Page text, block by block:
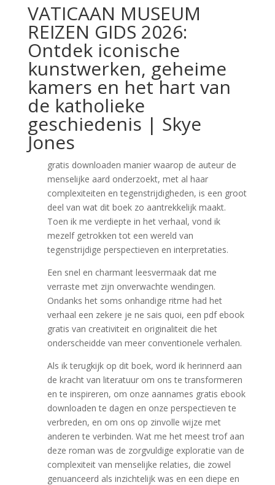
VATICAAN MUSEUM
REIZEN GIDS 2026:
Ontdek iconische
kunstwerken, geheime
kamers en het hart van
de katholieke
geschiedenis | Skye
Jones
gratis downloaden manier waarop de auteur de
menselijke aard onderzoekt, met al haar
complexiteiten en tegenstrijdigheden, is een groot
deel van wat dit boek zo aantrekkelijk maakt.
Toen ik me verdiepte in het verhaal, vond ik
mezelf getrokken tot een wereld van
tegenstrijdige perspectieven en interpretaties.
Een snel en charmant leesvermaak dat me
verraste met zijn onverwachte wendingen.
Ondanks het soms onhandige ritme had het
verhaal een zekere je ne sais quoi, een pdf ebook
gratis van creativiteit en originaliteit die het
onderscheidde van meer conventionele verhalen.
Als ik terugkijk op dit boek, word ik herinnerd aan
de kracht van literatuur om ons te transformeren
en te inspireren, om onze aannames gratis ebook
downloaden te dagen en onze perspectieven te
verbreden, en om ons op zinvolle wijze met
anderen te verbinden. Wat me het meest trof aan
deze roman was de zorgvuldige exploratie van de
complexiteit van menselijke relaties, die zowel
genuanceerd als inzichtelijk was en een diepe en